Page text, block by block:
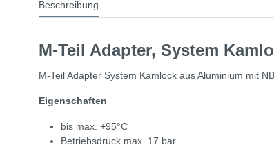
Beschreibung
M-Teil Adapter, System
M-Teil Adapter System Kamlock aus Aluminium mit
Eigenschaften
bis max. +95°C
Betriebsdruck max. 17 bar